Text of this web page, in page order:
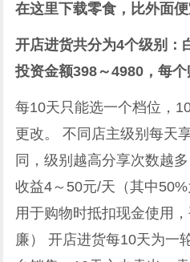
在这里下载零食，比外面便
开店进货共分为4个级别：
投资金额398～4980，每个
每10天只能选一个档位，
更改。 不同店主级别每天
同，级别越高分享次数越
收益4～50元/天（其中
用于购物时抵扣现金使用
廉） 开店进货每10天为一